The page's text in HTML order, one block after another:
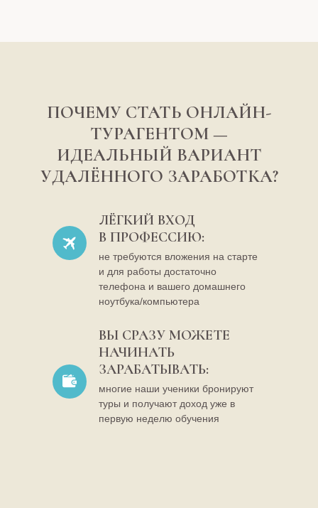
ПОЧЕМУ СТАТЬ ОНЛАЙН-
ТУРАГЕНТОМ —
ИДЕАЛЬНЫЙ ВАРИАНТ
УДАЛЁННОГО ЗАРАБОТКА?
не требуются вложения на старте
и для работы достаточно
телефона и вашего домашнего
ноутбука/компьютера
ЛЁГКИЙ ВХОД
В ПРОФЕССИЮ:
многие наши ученики бронируют
туры и получают доход уже в
первую неделю обучения
ВЫ СРАЗУ МОЖЕТЕ
НАЧИНАТЬ
ЗАРАБАТЫВАТЬ:
ОСНОВНОЕ